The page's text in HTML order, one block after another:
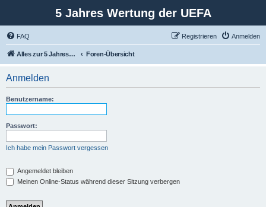
5 Jahres Wertung der UEFA
FAQ Anmelden
Registrieren
Alles zur 5 Jahreswertung / Tabelle der UEFA mit vielen Statistiken. Foren-Übersicht
Anmelden
Benutzername:
Passwort:
Ich habe mein Passwort vergessen
Angemeldet bleiben
Meinen Online-Status während dieser Sitzung verbergen